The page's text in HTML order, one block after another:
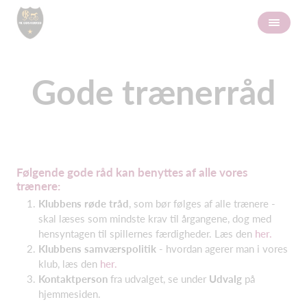
Gode trænerråd
Følgende gode råd kan benyttes af alle vores
trænere:
Klubbens røde tråd, som bør følges af alle trænere -
skal læses som mindste krav til årgangene, dog med
hensyntagen til spillernes færdigheder. Læs den her.
Klubbens samværspolitik - hvordan agerer man i vores
klub, læs den her.
Kontaktperson fra udvalget, se under Udvalg på
hjemmesiden.